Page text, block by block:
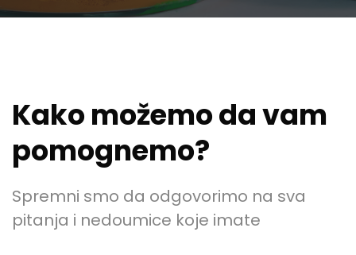
Kako možemo da vam
pomognemo?
Spremni smo da odgovorimo na sva
pitanja i nedoumice koje imate